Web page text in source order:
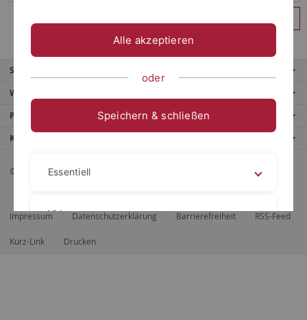
Service
Weitere Angebote
Portale
Kontaktinfo
© 2026 Eberhard Karls Universität Tübingen, Tübingen
Impressum Datenschutzerklärung Barrierefreiheit RSS-Feed
Kurz-Link Drucken
Alle akzeptieren
oder
Speichern & schließen
Essentiell
Videos